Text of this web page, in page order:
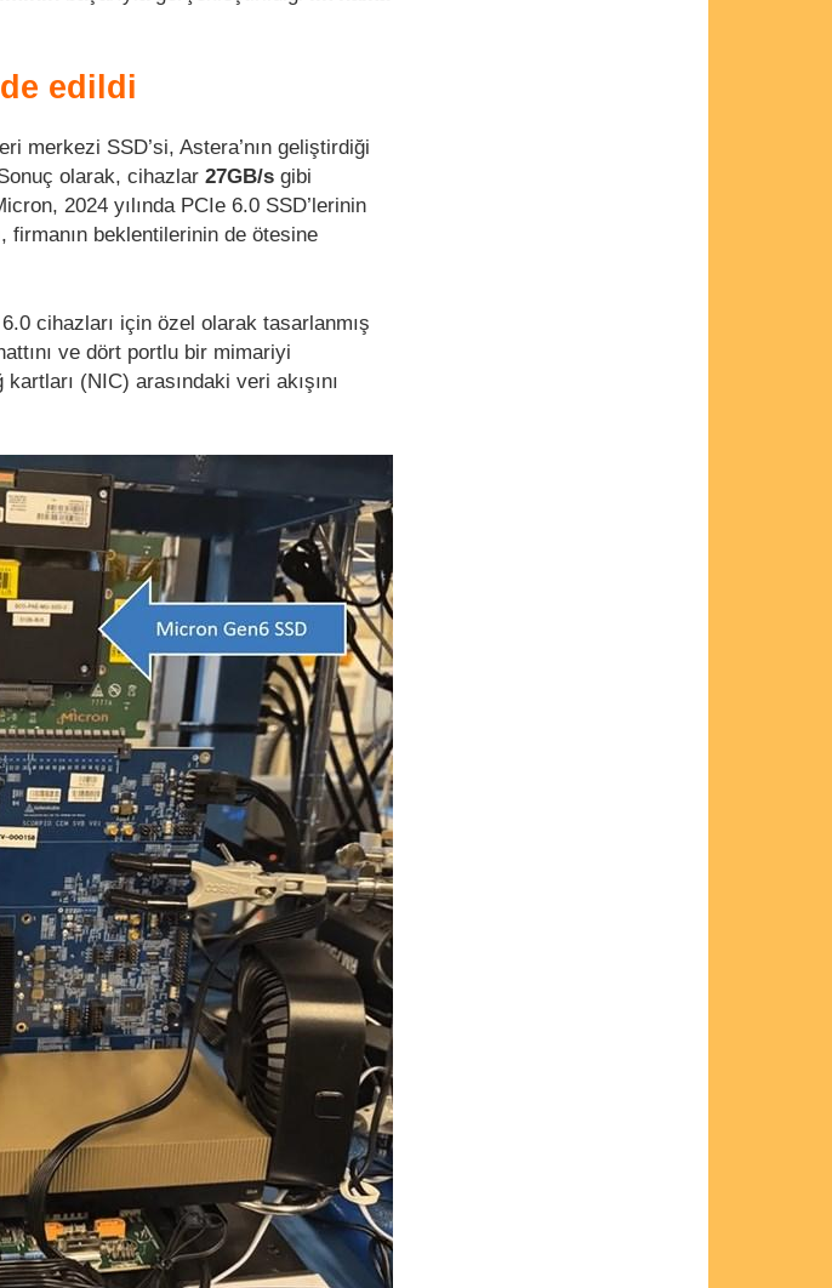
edildi
merkezi SSD’si, Astera’nın geliştirdiği
olarak, cihazlar 27GB/s gibi
2024 yılında PCIe 6.0 SSD’lerinin
firmanın beklentilerinin de ötesine
cihazları için özel olarak tasarlanmış
ve dört portlu bir mimariyi
(NIC) arasındaki veri akışını